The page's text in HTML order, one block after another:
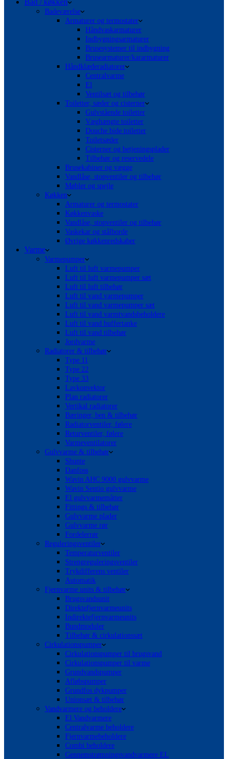
Bad / køkken
Badeværelse
Armaturer og termostater
Håndvaskarmaturer
Indbygningsarmaturer
Brusesystemer til indbygning
Brusearmaturer/kararmaturer
Håndklæderadiatorer
Centralvarme
El
Ventilsæt og tilbehør
Toiletter, sæder og cisterner
Gulvstående toiletter
Væghængte toiletter
Douche bide toiletter
Toiletsæder
Cisterner og betjeningsplader
Tilbehør og reservedele
Brusekabiner og vægge
Vandlåse, stopventiler og tilbehør
Møbler og spejle
Køkken
Armaturer og termostater
Køkkenvaske
Vandlåse, stopventiler og tilbehør
Vaskekar og stålborde
Øvrige køkkenredskaber
Varme
Varmepumper
Luft til luft varmepumper
Luft til luft varmepumper sæt
Luft til luft tilbehør
Luft til vand varmepumper
Luft til vand varmepumper sæt
Luft til vand varmtvandsbeholdere
Luft til vand buffertanke
Luft til vand tilbehør
Jordvarme
Radiatorer & tilbehør
Type 11
Type 22
Type 33
Lavkonvektor
Plan radiatorer
Vertikal radiatorer
Bæringer, ben & tilbehør
Radiatorventiler, følere
Returventiler, følere
Varmeventilatorer
Gulvvarme & tilbehør
Shunte
Danfoss
Wavin AHC 9000 gulvvarme
Wavin Sentio gulvvarme
El gulvvarmemåtter
Fittings & tilbehør
Gulvvarme plader
Gulvvarme rør
Fordelerrør
Reguleringsventiler
Temperaturventiler
Strengreguleringsventiler
Trykdifferens ventiler
Automatik
Fjernvarme units & tilbehør
Brugsvandsunit
Direktefjernvarmeunits
Indirektefjernvarmeunits
Bundmoduler
Tilbehør & cirkulationssæt
Cirkulationspumper
Cirkulationspumper til brugsvand
Cirkulationspumper til varme
Grundvandspumper
Afløbspumper
Grundfos dykpumper
Unionsæt & tilbehør
Vandvarmere og beholdere
El Vandvarmere
Centralvarme beholdere
Fjernvarmebeholdere
Combi beholdere
Gennemstrømningsvandvarmere EL